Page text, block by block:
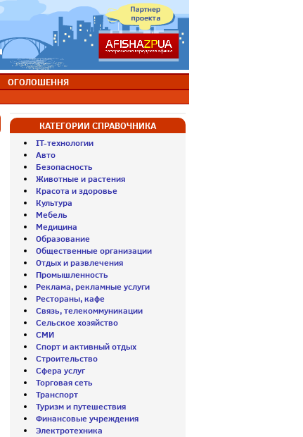
ОГОЛОШЕННЯ
КАТЕГОРИИ СПРАВОЧНИКА
IT-технологии
Авто
Безопасность
Животные и растения
Красота и здоровье
Культура
Мебель
Медицина
Образование
Общественные организации
Отдых и развлечения
Промышленность
Реклама, рекламные услуги
Рестораны, кафе
Связь, телекоммуникации
Сельское хозяйство
СМИ
Спорт и активный отдых
Строительство
Сфера услуг
Торговая сеть
Транспорт
Туризм и путешествия
Финансовые учреждения
Электротехника